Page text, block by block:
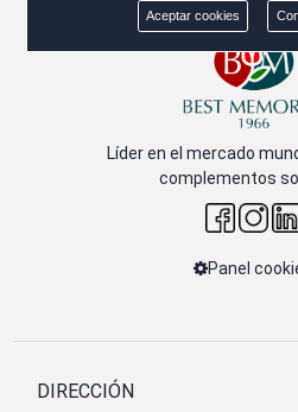
Líder en el mercado
complementos
Panel
DIRECCIÓN
Aceptar cookies